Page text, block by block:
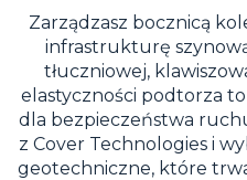
Zarządzasz bocznicą
infrastrukturę
tłuczniowej,
elastyczności podtorza
dla bezpieczeństwa
z Cover Technologies i
geotechniczne, które